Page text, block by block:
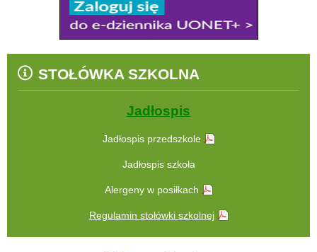
STOŁÓWKA SZKOLNA
Jadłospis
Jadłospis przedszkole
Jadłospis szkoła
Alergeny w posiłkach
Regulamin stołówki szkolnej